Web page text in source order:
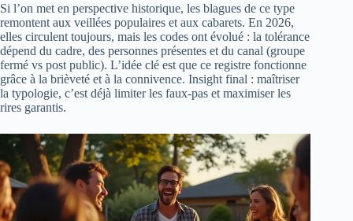
Si l’on met en perspective historique, les blagues de ce type
remontent aux veillées populaires et aux cabarets. En 2026,
elles circulent toujours, mais les codes ont évolué : la tolérance
dépend du cadre, des personnes présentes et du canal (groupe
fermé vs post public). L’idée clé est que ce registre fonctionne
grâce à la brièveté et à la connivence. Insight final : maîtriser
la typologie, c’est déjà limiter les faux-pas et maximiser les
rires garantis.